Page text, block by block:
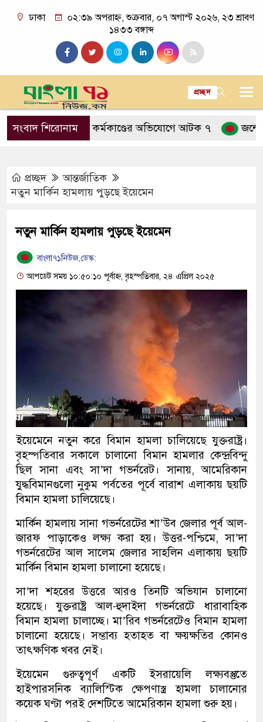
ঢাকা
০২:৩৯ অপরাহ্ন, শুক্রবার, ০৭ অগাস্ট ২০২৬, ২৩ শ্রাবণ
১৪৩৩ বঙ্গাব্দ
প্রচ্ছদ
সংবাদ শিরোনামকর্মকাণ্ডের অভিযোগে আটক ৭ জন্মের পর
প্রচ্ছদ
আন্তর্জাতিক
নতুন মার্কিন হামলায় পুড়ছে ইয়েমেন
নতুন মার্কিন হামলায় পুড়ছে ইয়েমেন
বাংলা৭১নিউজ,ডেস্ক:
আপডেট সময় ১০:৫০:১০ পূর্বাহ্ন, বৃহস্পতিবার, ২৪ এপ্রিল ২০২৫
ইয়েমেনে নতুন করে বিমান হামলা চালিয়েছে যুক্তরাষ্ট্র।
বৃহস্পতিবার সকালে চালানো বিমান হামলার কেন্দ্রবিন্দু
ছিল সানা এবং সা’দা গভর্নরেট। সানায়, আমেরিকান
যুদ্ধবিমানগুলো নুকুম পর্বতের পূর্বে বারাশ এলাকায় ছয়টি
বিমান হামলা চালিয়েছে।
মার্কিন হামলায় সানা গভর্নরেটের শা’উব জেলার পূর্ব আল-
জারফ পাড়াকেও লক্ষ্য করা হয়। উত্তর-পশ্চিমে, সা’দা
গভর্নরেটের আল সালেম জেলার সাহলিন এলাকায় ছয়টি
মার্কিন বিমান হামলা চালানো হয়েছে।
সা’দা শহরের উত্তরে আরও তিনটি অভিযান চালানো
হয়েছে। যুক্তরাষ্ট্র আল-হুদাইদা গভর্নরেটে ধারাবাহিক
বিমান হামলা চালাচ্ছে। মা’রিব গভর্নরেটেও বিমান হামলা
চালানো হয়েছে। সম্ভাব্য হতাহত বা ক্ষয়ক্ষতির কোনও
তাৎক্ষণিক খবর নেই।
ইয়েমেন গুরুত্বপূর্ণ একটি ইসরায়েলি লক্ষ্যবস্তুতে
হাইপারসনিক ব্যালিস্টিক ক্ষেপণাস্ত্র হামলা চালানোর
কয়েক ঘণ্টা পরই দেশটিতে আমেরিকান হামলা শুরু হয়।